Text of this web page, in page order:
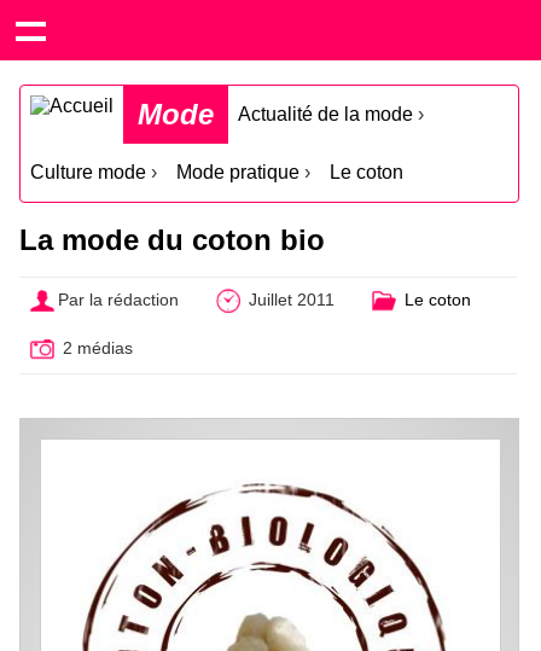
Mode Actualité de la mode ›
Culture mode › Mode pratique › Le coton
La mode du coton bio
Par la rédaction Juillet 2011 Le coton
2 médias